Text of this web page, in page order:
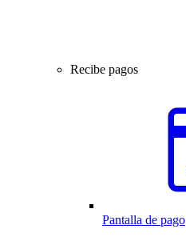
Recibe pagos
Pantalla de pago